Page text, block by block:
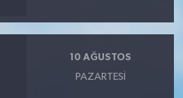
10 AĞUSTOS
PAZARTESI